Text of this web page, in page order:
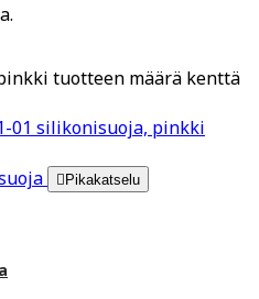
tuotteen määrä kenttä
01 silikonisuoja, pinkki
Pikakatselu